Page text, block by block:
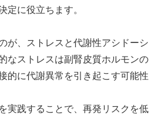
定に役立ちます。
が、ストレスと代謝性アシドーシ
なストレスは副腎皮質ホルモンの
的に代謝異常を引き起こす可能性
実践することで、再発リスクを低